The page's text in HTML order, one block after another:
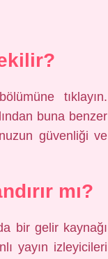
tıklayın.
buna benzer
güvenliği ve
mı?
bir gelir kaynağı
yayın izleyicileri